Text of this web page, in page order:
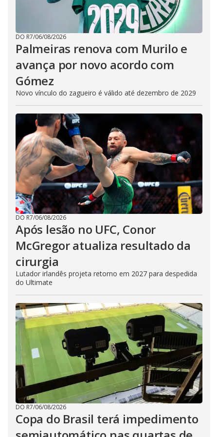
DO R7/06/08/2026
Palmeiras renova com Murilo e
avança por novo acordo com
Gómez
Novo vínculo do zagueiro é válido até dezembro de 2029
DO R7/06/08/2026
Após lesão no UFC, Conor
McGregor atualiza resultado da
cirurgia
Lutador irlandês projeta retorno em 2027 para despedida
do Ultimate
DO R7/06/08/2026
Copa do Brasil terá impedimento